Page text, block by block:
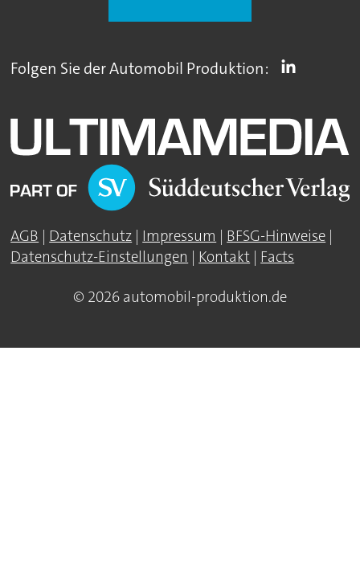
Folgen Sie der Automobil Produktion:
AGB | Datenschutz | Impressum | BFSG-Hinweise |
Datenschutz-Einstellungen | Kontakt | Facts
© 2026 automobil-produktion.de